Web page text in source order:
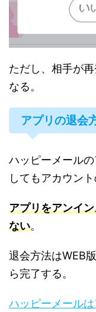
ただし、相手が
なる。
アプリの退会
ハッピーメール
してもアカウン
アプリをアンイ
ない。
退会方法はWEB
ら完了する。
ハッピーメール